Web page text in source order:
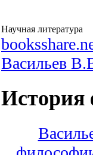
Научная литература
Васильев
История